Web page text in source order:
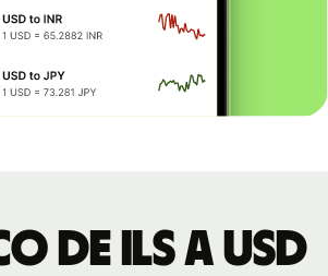
de ILS a USD